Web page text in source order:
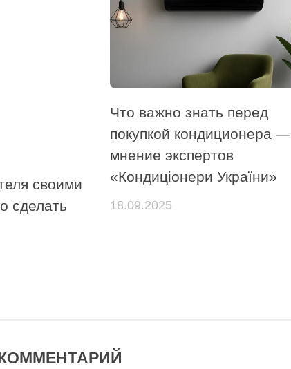
своими
сделать
Что важно знать перед
покупкой кондиционера —
мнение экспертов
«Кондиціонери України»
18.09.2025